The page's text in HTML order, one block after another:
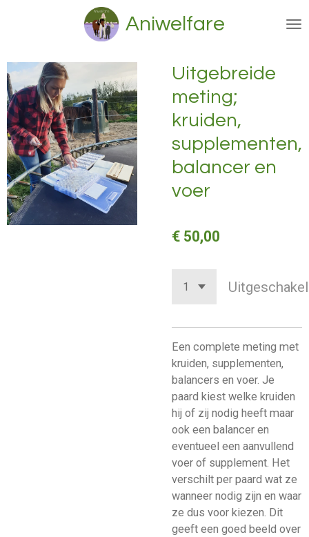
de
hoofdinhoud
Aniwelfare
Uitgebreide
meting;
kruiden,
supplementen,
balancer en
voer
€ 50,00
Een complete meting met
kruiden, supplementen,
balancers en voer. Je
paard kiest welke kruiden
hij of zij nodig heeft maar
ook een balancer en
eventueel een aanvullend
voer of supplement. Het
verschilt per paard wat ze
wanneer nodig zijn en waar
ze dus voor kiezen. Dit
geeft een goed beeld over